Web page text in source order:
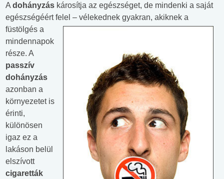
A dohányzás károsítja az egészséget, de mindenki a saját
egészségéért felel – vélekednek gyakran, akiknek a
füstölgés a
mindennapok
része. A
passzív
dohányzás
azonban a
környezetet is
érinti,
különösen
igaz ez a
lakáson belül
elszívott
cigaretták